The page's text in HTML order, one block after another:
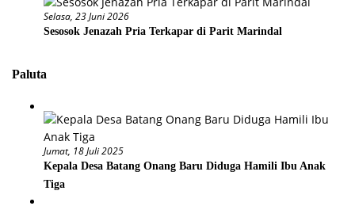
Selasa, 23 Juni 2026
Sesosok Jenazah Pria Terkapar di Parit Marindal
Paluta
Jumat, 18 Juli 2025
Kepala Desa Batang Onang Baru Diduga Hamili Ibu Anak
Tiga